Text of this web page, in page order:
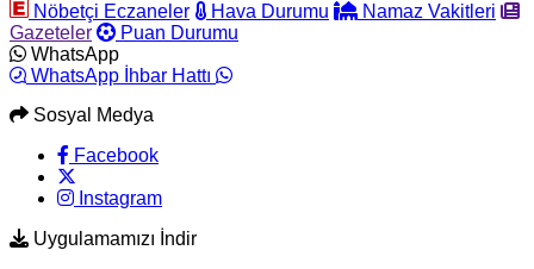
Nöbetçi Eczaneler
Hava Durumu
Namaz Vakitleri
Gazeteler
Puan Durumu
WhatsApp
WhatsApp İhbar Hattı
Sosyal Medya
Facebook
Instagram
Uygulamamızı İndir